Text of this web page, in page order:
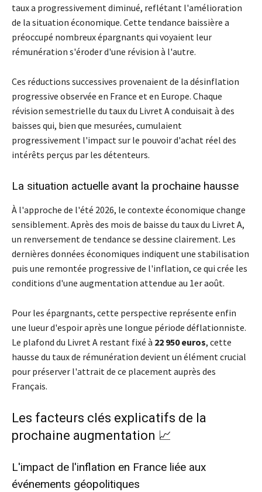
taux a progressivement diminué, reflétant l'amélioration
de la situation économique. Cette tendance baissière a
préoccupé nombreux épargnants qui voyaient leur
rémunération s'éroder d'une révision à l'autre.
Ces réductions successives provenaient de la désinflation
progressive observée en France et en Europe. Chaque
révision semestrielle du taux du Livret A conduisait à des
baisses qui, bien que mesurées, cumulaient
progressivement l'impact sur le pouvoir d'achat réel des
intérêts perçus par les détenteurs.
La situation actuelle avant la prochaine hausse
À l'approche de l'été 2026, le contexte économique change
sensiblement. Après des mois de baisse du taux du Livret A,
un renversement de tendance se dessine clairement. Les
dernières données économiques indiquent une stabilisation
puis une remontée progressive de l'inflation, ce qui crée les
conditions d'une augmentation attendue au 1er août.
Pour les épargnants, cette perspective représente enfin
une lueur d'espoir après une longue période déflationniste.
Le plafond du Livret A restant fixé à 22 950 euros, cette
hausse du taux de rémunération devient un élément crucial
pour préserver l'attrait de ce placement auprès des
Français.
Les facteurs clés explicatifs de la
prochaine augmentation 📈
L'impact de l'inflation en France liée aux
événements géopolitiques